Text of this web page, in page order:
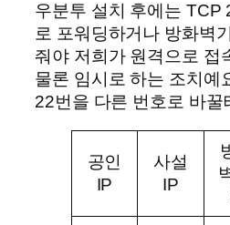
우분투 설치 후에는 TCP
로 포워딩하거나 방화벽
줘야 저희가 원격으로 접
물론 임시로 하는 조치예
22번을 다른 번호로 바꿀
공인
IP
사설
IP